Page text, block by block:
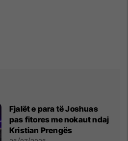
Fjalët e para të Joshuas
pas fitores me nokaut ndaj
Kristian Prengës